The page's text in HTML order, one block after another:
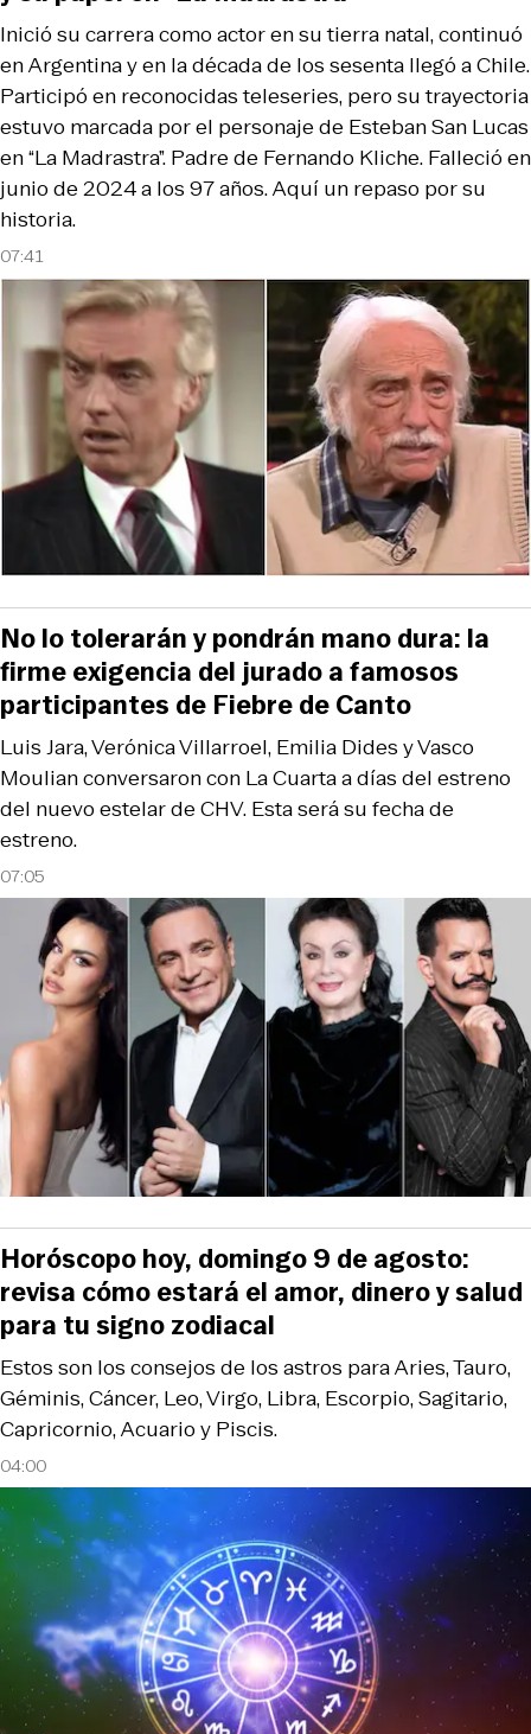
07:41
Inició su carrera como actor en su tierra natal, continuó
en Argentina y en la década de los sesenta llegó a Chile.
Participó en reconocidas teleseries, pero su trayectoria
estuvo marcada por el personaje de Esteban San Lucas
en “La Madrastra”. Padre de Fernando Kliche. Falleció en
junio de 2024 a los 97 años. Aquí un repaso por su
historia.
07:05
Luis Jara, Verónica Villarroel, Emilia Dides y Vasco
Moulian conversaron con La Cuarta a días del estreno
del nuevo estelar de CHV. Esta será su fecha de
estreno.
No lo tolerarán y pondrán mano dura: la
firme exigencia del jurado a famosos
participantes de Fiebre de Canto
04:00
Estos son los consejos de los astros para Aries, Tauro,
Géminis, Cáncer, Leo, Virgo, Libra, Escorpio, Sagitario,
Capricornio, Acuario y Piscis.
Horóscopo hoy, domingo 9 de agosto:
revisa cómo estará el amor, dinero y salud
para tu signo zodiacal